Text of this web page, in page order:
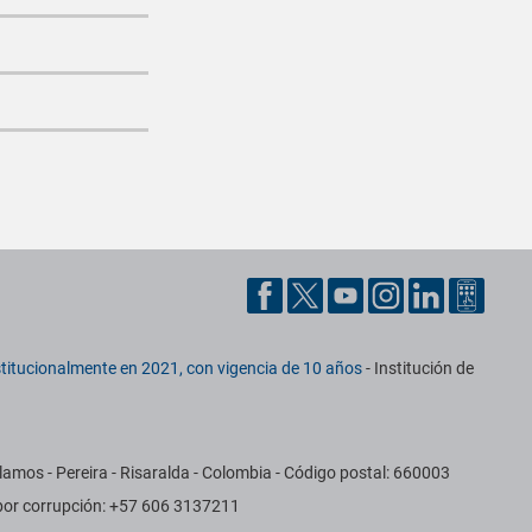
en 2021, con vigencia de 10 años- Institución de
- Pereira - Risaralda - Colombia - Código postal: 660003
corrupción: +57 606 3137211